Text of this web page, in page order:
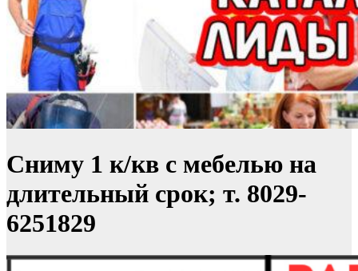
Сниму 1 к/кв с мебелью на
длительный срок; т. 8029-
6251829